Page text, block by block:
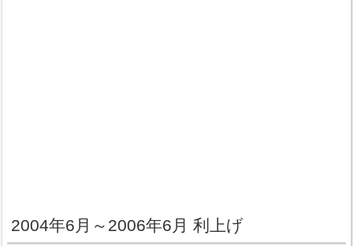
2004年6月～2006年6月 利上げ